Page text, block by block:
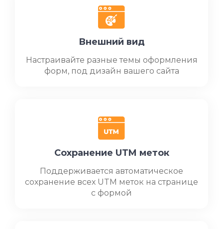
Внешний вид
Настраивайте разные темы оформления
форм, под дизайн вашего сайта
Сохранение UTM меток
Поддерживается автоматическое
сохранение всех UTM меток на странице
с формой